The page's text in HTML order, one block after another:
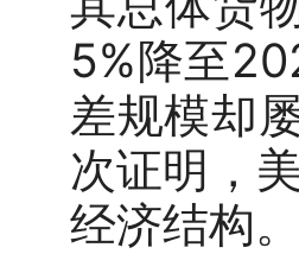
5%降至
差规模却
次证明，
经济结构。